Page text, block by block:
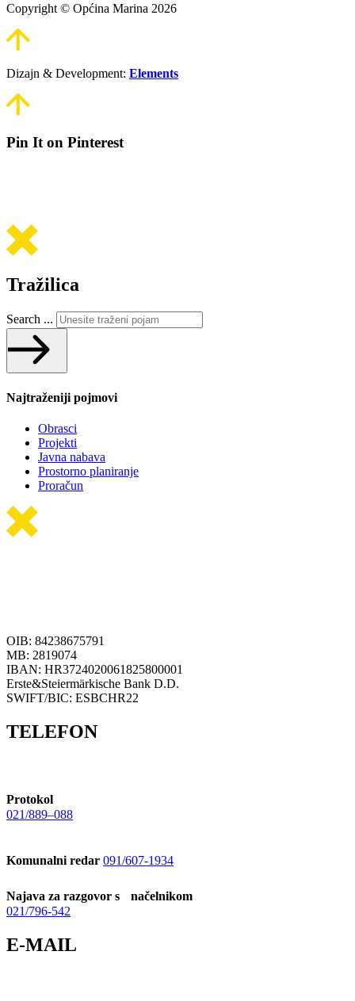
Copyright © Općina Marina 2026
Dizajn & Development: Elements
Pin It on Pinterest
Tražilica
Search ...
Najtraženiji pojmovi
Obrasci
Projekti
Javna nabava
Prostorno planiranje
Proračun
OIB: 84238675791
MB: 2819074
IBAN: HR3724020061825800001
Erste&Steiermärkische Bank D.D.
SWIFT/BIC: ESBCHR22
TELEFON
Protokol
021/889–088
Komunalni redar 091/607-1934
Najava za razgovor s načelnikom
021/796-542
E-MAIL